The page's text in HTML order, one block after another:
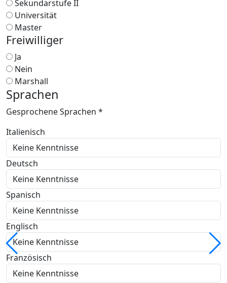
Sekundarstufe II
Universität
Master
Freiwilliger
Ja
Nein
Marshall
Sprachen
Gesprochene Sprachen *
Italienisch
Deutsch
Spanisch
Englisch
Französisch